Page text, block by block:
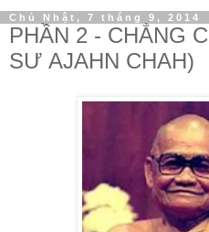
Chủ Nhật, 7 tháng 9, 2014
PHẦN 2 - CHẲNG
SƯ AJAHN CHAH)